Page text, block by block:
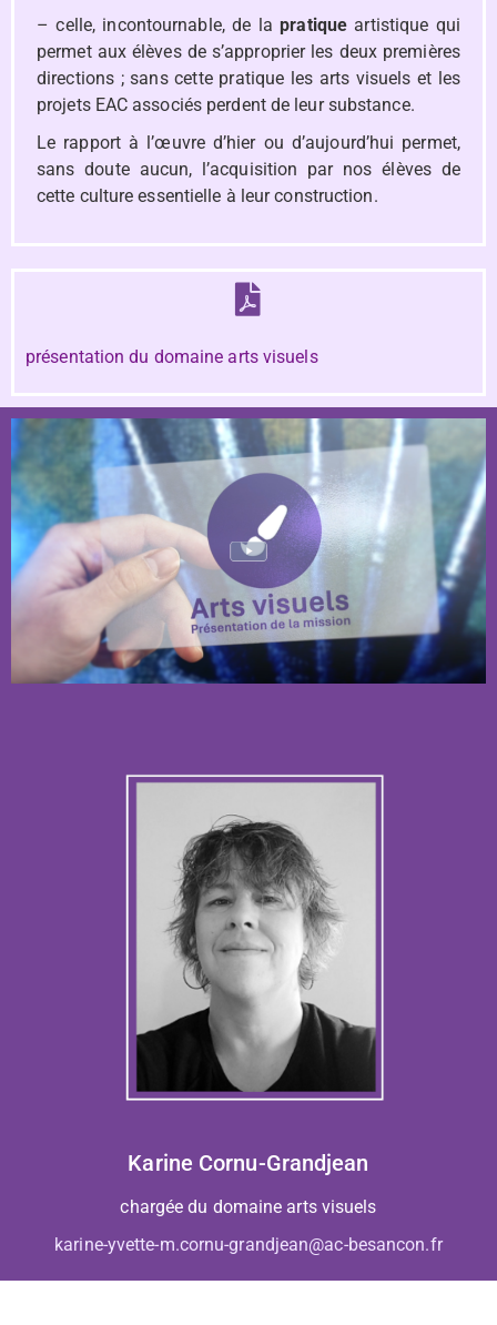
– celle, incontournable, de lapratique artistique qui
permet aux élèves de s’approprier les deux premières
directions ; sans cette pratique les arts visuels et les
projets EAC associés perdent de leur substance.
Le rapport à l’œuvre d’hier ou d’aujourd’hui permet,
sans doute aucun, l’acquisition par nos élèves de
cette culture essentielle à leur construction.
présentation du domaine arts visuels
Karine Cornu-Grandjean
chargée du domaine arts visuels
karine-yvette-m.cornu-grandjean@ac-besancon.fr